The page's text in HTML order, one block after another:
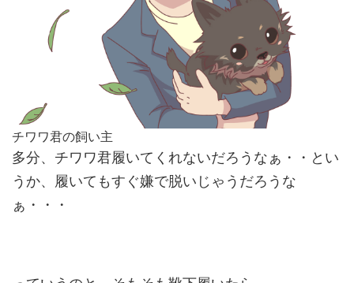
チワワ君の飼い主
多分、チワワ君履いてくれないだろうなぁ・・とい
うか、履いてもすぐ嫌で脱いじゃうだろうな
ぁ・・・